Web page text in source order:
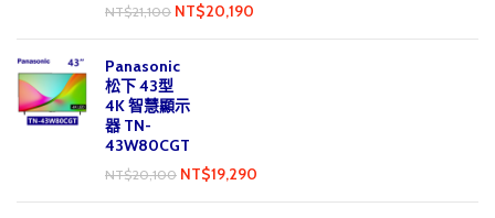
NT$21,100 NT$20,190
Panasonic
松下 43型
4K 智慧顯示
器 TN-
43W80CGT
NT$20,100 NT$19,290